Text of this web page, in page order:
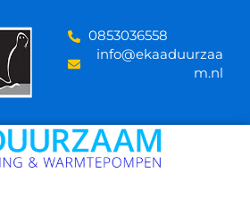
‪0853036558
info@ekaaduurzaa
m.nl